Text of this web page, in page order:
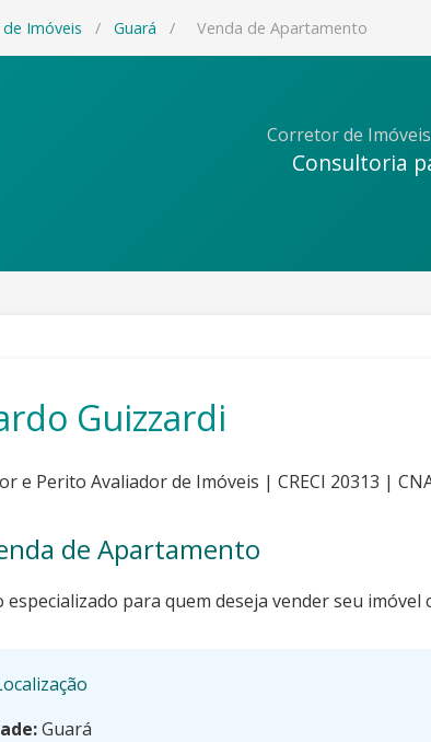
Imóveis / Guará / Venda de Apartamento
Corretor de
Consultoria
Guizzardi
e Perito Avaliador de Imóveis | CRECI 20313 |
de Apartamento
especializado para quem deseja vender seu imóvel
Guará